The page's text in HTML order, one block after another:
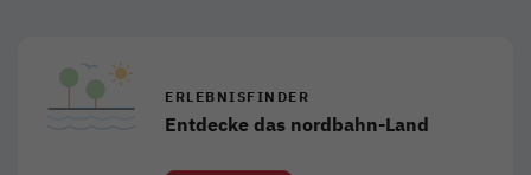
ERLEBNISFINDER
Entdecke das nordbahn-Land